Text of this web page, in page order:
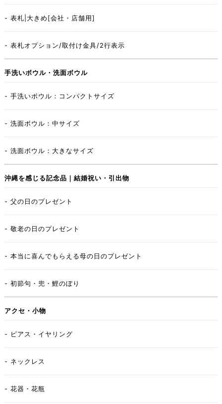
- 表札|大きめ[会社・店舗用]
- 表札オプション/取付け金具/2行表示
手洗いボウル・洗面ボウル
- 手洗いボウル：コンパクトサイズ
- 洗面ボウル：中サイズ
- 洗面ボウル：大きなサイズ
沖縄を感じる記念品｜結婚祝い・引出物
- 父の日のプレゼント
- 敬老の日のプレゼント
- 本当に喜んでもらえる母の日のプレゼント
- 初節句・兜・鯉のぼり
アクセ・小物
- ピアス・イヤリング
- ネックレス
- 花器・花瓶